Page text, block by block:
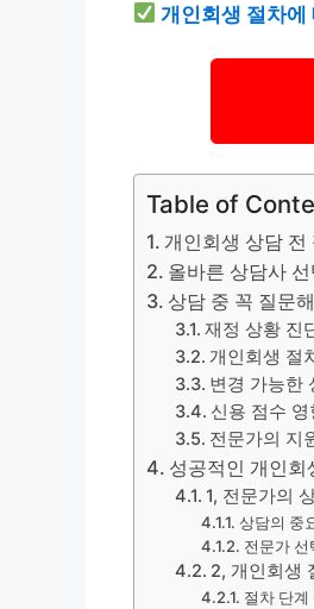
개인회생 절차에
Table of
개인회생 상담 전
올바른 상담사
상담 중 꼭 질문
재정 상황 진
개인회생 절
변경 가능한
신용 점수 영
전문가의 지
성공적인 개인회
1, 전문가의
상담의 중
전문가 선
2, 개인회생
절차 단계